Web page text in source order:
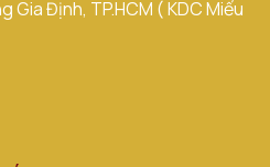
Gia Định, TP.HCM ( KDC Miếu